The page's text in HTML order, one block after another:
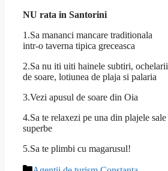
NU rata in Santorini
1.Sa mananci mancare traditionala
intr-o taverna tipica greceasca
2.Sa nu iti uiti hainele subtiri, ochelarii
de soare, lotiunea de plaja si palaria
3.Vezi apusul de soare din Oia
4.Sa te relaxezi pe una din plajele sale
superbe
5.Sa te plimbi cu magarusul!
Categorii